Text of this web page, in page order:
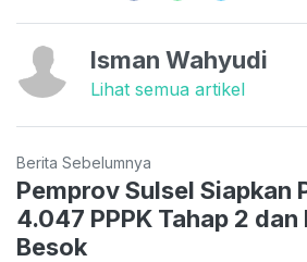
Isman Wahyudi
Lihat semua artikel
Berita Sebelumnya
Pemprov Sulsel Siapkan
4.047 PPPK Tahap 2
Besok